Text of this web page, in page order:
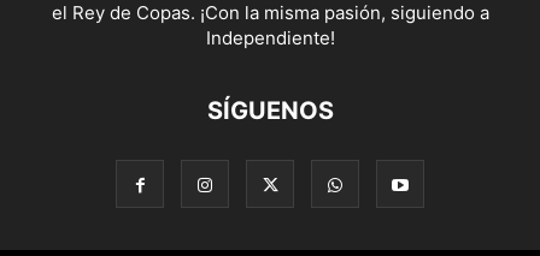
el Rey de Copas. ¡Con la misma pasión, siguiendo a
Independiente!
SÍGUENOS